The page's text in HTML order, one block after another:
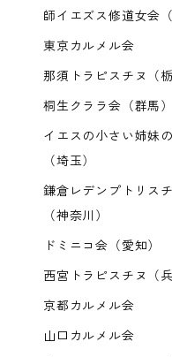
師イエズス修道女会（
東京カルメル会
那須トラピスチヌ（栃
桐生クララ会（群馬）
イエスの小さい姉妹
（埼玉）
鎌倉レデンプトリス
（神奈川）
ドミニコ会（愛知）
西宮トラピスチヌ（兵
京都カルメル会
山口カルメル会